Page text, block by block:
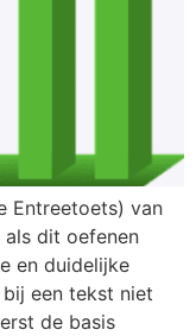
Entreetoets) van
dit oefenen
en duidelijke
een tekst niet
de basis